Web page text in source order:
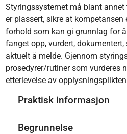
Styringssystemet må blant
er plassert, sikre at
forhold som kan gi grunnlag for
fanget opp, vurdert,
aktuelt å melde. Gjennom
prosedyrer/rutiner som vurderes
etterlevelse av
Praktisk informasjon
Begrunnelse